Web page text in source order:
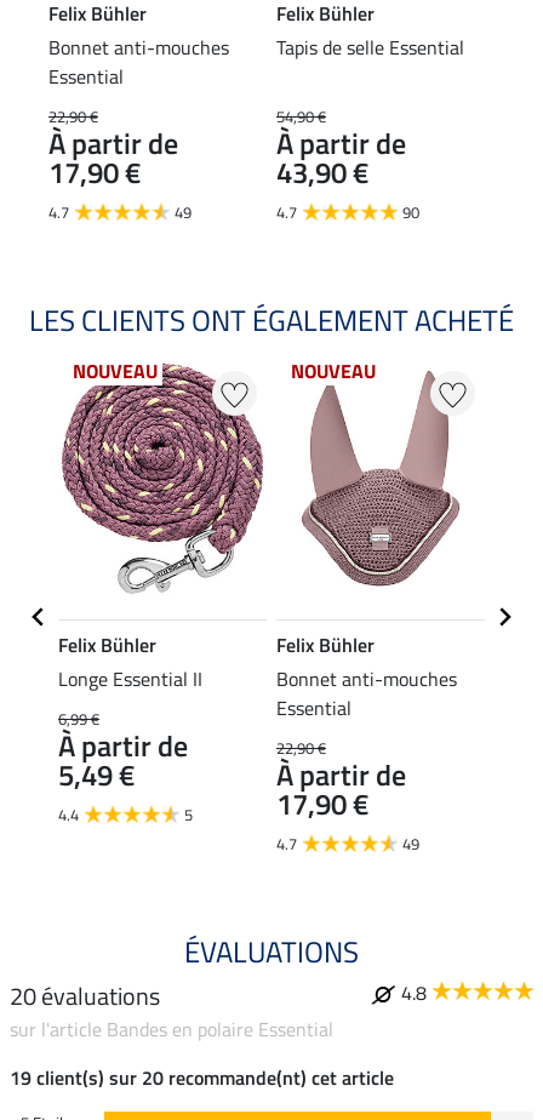
Felix Bühler
Bonnet anti-mouches
Essential
22,90 €
À partir de
17,90 €
4.7 49
Felix Bühler
Tapis de selle Essential
54,90 €
À partir de
43,90 €
4.7 90
LES CLIENTS ONT ÉGALEMENT ACHETÉ
NOUVEAU
Felix Bühler
Longe Essential II
6,99 €
À partir de
5,49 €
4.4 5
NOUVEAU
Felix Bühler
Bonnet anti-mouches
Essential
22,90 €
À partir de
17,90 €
4.7 49
ÉVALUATIONS
20 évaluations
4.8
sur l'article Bandes en polaire Essential
19 client(s) sur 20 recommande(nt) cet article